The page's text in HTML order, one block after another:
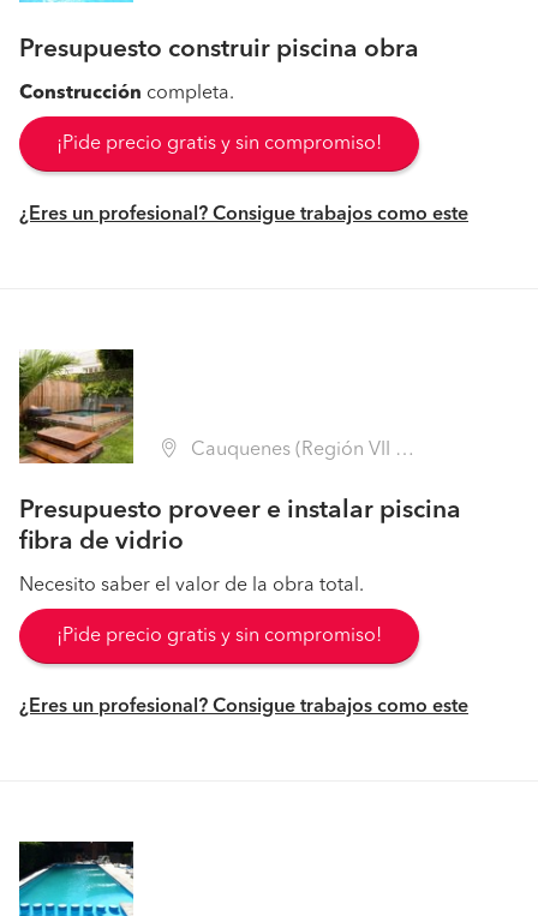
Presupuesto construir piscina obra
Construcción completa.
¡Pide precio gratis y sin compromiso!
¿Eres un profesional? Consigue trabajos como este
Cauquenes (Región VII Maule - Cauquenes)
Presupuesto proveer e instalar piscina
fibra de vidrio
Necesito saber el valor de la obra total.
¡Pide precio gratis y sin compromiso!
¿Eres un profesional? Consigue trabajos como este